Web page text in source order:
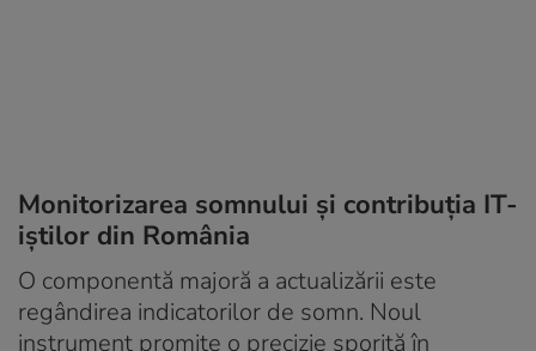
Monitorizarea somnului și contribuția IT-
iștilor din România
O componentă majoră a actualizării este
regândirea indicatorilor de somn. Noul
instrument promite o precizie sporită în